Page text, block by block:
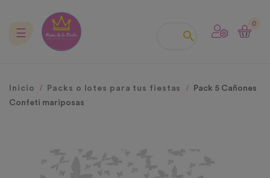

0
Navegación
☰
Inicio Packs o lotes para tus fiestas
Pack 5 Cañones
Confeti mariposas